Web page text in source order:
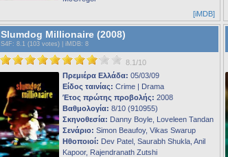
[iMDB]
Slumdog Millionaire (2008)
S4F : 8.1 (103 votes) | iMDB: 8
8.1/10
Πρεμιέρα Ελλάδα: 05/03/09
Είδος ταινίας: Crime | Drama
Έτος πρώτης προβολής: 2008
Βαθμολογία: 8/10 (910955)
Σκηνοθεσία: Danny Boyle, Loveleen Tandan
Σενάριο: Simon Beaufoy, Vikas Swarup
Ηθοποιοί: Dev Patel, Saurabh Shukla, Anil
Kapoor, Rajendranath Zutshi